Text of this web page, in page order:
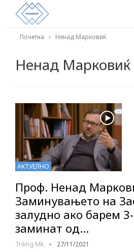
Почетна Ненад Марковиќ
Ненад Марковиќ
АКТУЕЛНО
Проф. Ненад
Заминувањето на
залудно ако барем
заминат од…
Triling Mk 27/11/2021